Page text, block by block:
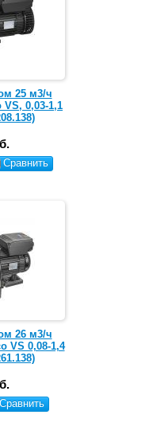
25 м3/ч
0,03-1,1
Сравнить
26 м3/ч
VS 0,08-1,4
Сравнить